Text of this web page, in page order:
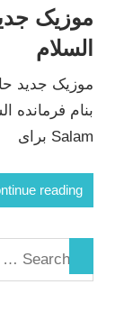
موزیک
السلام
موزیک جدید
Salam برای
reading